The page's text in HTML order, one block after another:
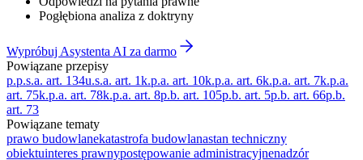
Pogłębiona analiza z doktryny
Wypróbuj Asystenta AI za darmo
Powiązane przepisy
p.p.s.a. art. 134u.s.a. art. 1k.p.a. art. 10k.p.a. art. 6k.p.a. art. 7k.p.a.
art. 75k.p.a. art. 78k.p.a. art. 8p.b. art. 105p.b. art. 5p.b. art. 66p.b.
art. 73
Powiązane tematy
prawo budowlanekatastrofa budowlanastan techniczny
obiektuinteres prawnypostępowanie administracyjnenadzór